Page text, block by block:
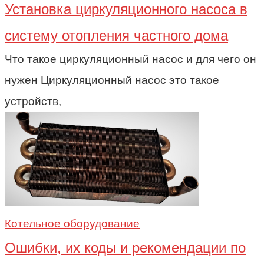
Установка циркуляционного насоса в
систему отопления частного дома
Что такое циркуляционный насос и для чего он
нужен Циркуляционный насос это такое
устройств,
Котельное оборудование
Ошибки, их коды и рекомендации по